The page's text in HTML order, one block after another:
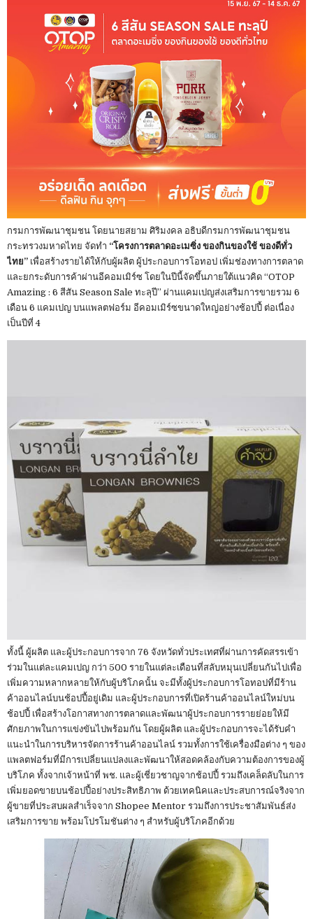
กรมการพัฒนาชุมชน โดยนายสยาม ศิริมงคล อธิบดีกรมการพัฒนาชุมชน
กระทรวงมหาดไทย จัดทำ “โครงการตลาดอะเมซิ่ง ของกินของใช้ ของดีทั่ว
ไทย” เพื่อสร้างรายได้ให้กับผู้ผลิต ผู้ประกอบการโอทอป เพิ่มช่องทางการตลาด
และยกระดับการค้าผ่านอีคอมเมิร์ซ โดยในปีนี้จัดขึ้นภายใต้แนวคิด “OTOP
Amazing : 6 สีสัน Season Sale ทะลุปี” ผ่านแคมเปญส่งเสริมการขายรวม 6
เดือน 6 แคมเปญ บนแพลตฟอร์ม อีคอมเมิร์ซขนาดใหญ่อย่างช้อปปี้ ต่อเนื่อง
เป็นปีที่ 4
ทั้งนี้ ผู้ผลิต และผู้ประกอบการจาก 76 จังหวัดทั่วประเทศที่ผ่านการคัดสรรเข้า
ร่วมในแต่ละแคมเปญ กว่า 500 รายในแต่ละเดือนที่สลับหมุนเปลี่ยนกันไปเพื่อ
เพิ่มความหลากหลายให้กับผู้บริโภคนั้น จะมีทั้งผู้ประกอบการโอทอปที่มีร้าน
ค้าออนไลน์บนช้อปปี้อยู่เดิม และผู้ประกอบการที่เปิดร้านค้าออนไลน์ใหม่บน
ช้อปปี้ เพื่อสร้างโอกาสทางการตลาดและพัฒนาผู้ประกอบการรายย่อยให้มี
ศักยภาพในการแข่งขันไปพร้อมกัน โดยผู้ผลิต และผู้ประกอบการจะได้รับคำ
แนะนำในการบริหารจัดการร้านค้าออนไลน์ รวมทั้งการใช้เครื่องมือต่าง ๆ ของ
แพลตฟอร์มที่มีการเปลี่ยนแปลงและพัฒนาให้สอดคล้องกับความต้องการของผู้
บริโภค ทั้งจากเจ้าหน้าที่ พช. และผู้เชี่ยวชาญจากช้อปปี้ รวมถึงเคล็ดลับในการ
เพิ่มยอดขายบนช้อปปี้อย่างประสิทธิภาพ ด้วยเทคนิคและประสบการณ์จริงจาก
ผู้ขายที่ประสบผลสำเร็จจาก Shopee Mentor รวมถึงการประชาสัมพันธ์ส่ง
เสริมการขาย พร้อมโปรโมชันต่าง ๆ สำหรับผู้บริโภคอีกด้วย